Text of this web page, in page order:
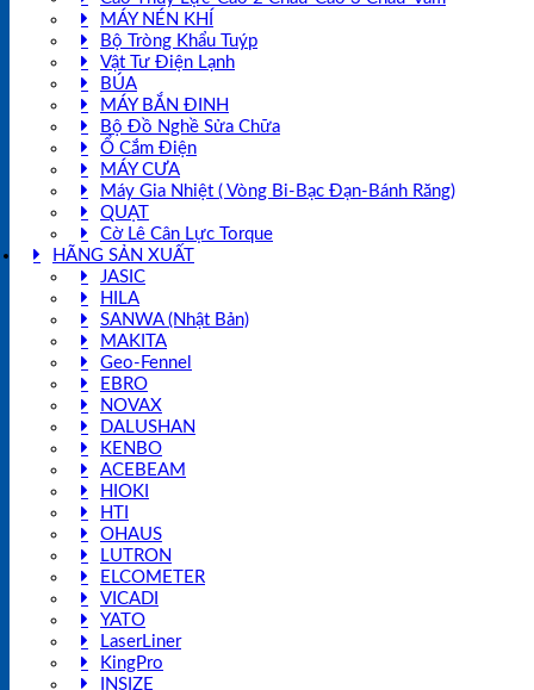
MÁY NÉN KHÍ
Bộ Tròng Khẩu Tuýp
Vật Tư Điện Lạnh
BÚA
MÁY BẮN ĐINH
Bộ Đồ Nghề Sửa Chữa
Ổ Cắm Điện
MÁY CƯA
Máy Gia Nhiệt ( Vòng Bi-Bạc Đạn-Bánh Răng)
QUẠT
Cờ Lê Cân Lực Torque
HÃNG SẢN XUẤT
JASIC
HILA
SANWA (Nhật Bản)
MAKITA
Geo-Fennel
EBRO
NOVAX
DALUSHAN
KENBO
ACEBEAM
HIOKI
HTI
OHAUS
LUTRON
ELCOMETER
VICADI
YATO
LaserLiner
KingPro
INSIZE